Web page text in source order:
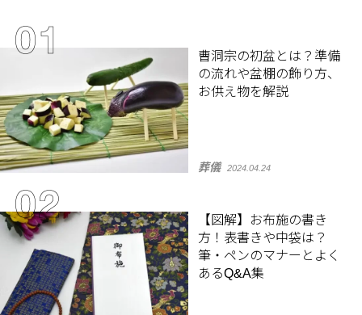
曹洞宗の初盆とは？準備
の流れや盆棚の飾り方、
お供え物を解説
葬儀 2024.04.24
【図解】お布施の書き
方！表書きや中袋は？
筆・ペンのマナーとよく
あるQ&A集